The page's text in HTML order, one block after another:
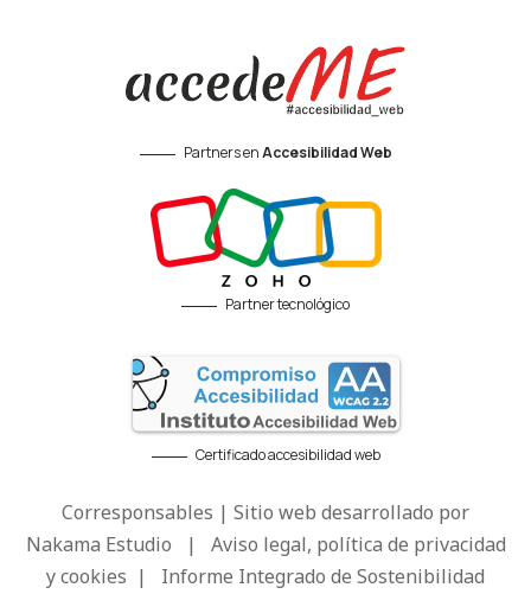
Partners enAccesibilidad Web
Partner tecnológico
Certificado accesibilidad web
Corresponsables | Sitio web desarrollado por
Nakama Estudio | Aviso legal, política de privacidad
y cookies | Informe Integrado de Sostenibilidad